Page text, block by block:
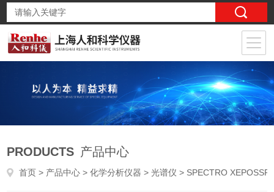
PRODUCTS 产品中心
首页 > 产品中心 >化学分析仪器 >光谱仪 > SPECTRO XEPOSSPECTRO 偏振能量色散X射线荧光光谱仪